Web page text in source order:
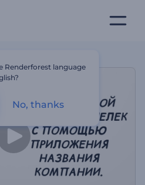
Renderforest language
No, thanks